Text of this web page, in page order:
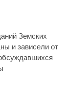
Земских
и зависели от